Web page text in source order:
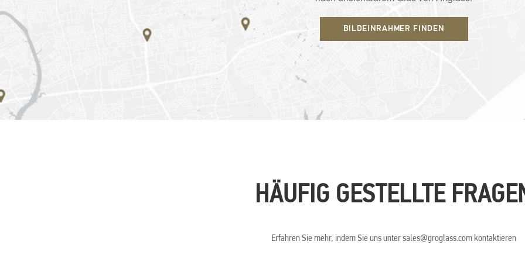
BILDEINRAHMER FINDEN
HÄUFIG GESTELLTE
Erfahren Sie mehr, indem Sie uns unter sales@groglass.com kontaktieren